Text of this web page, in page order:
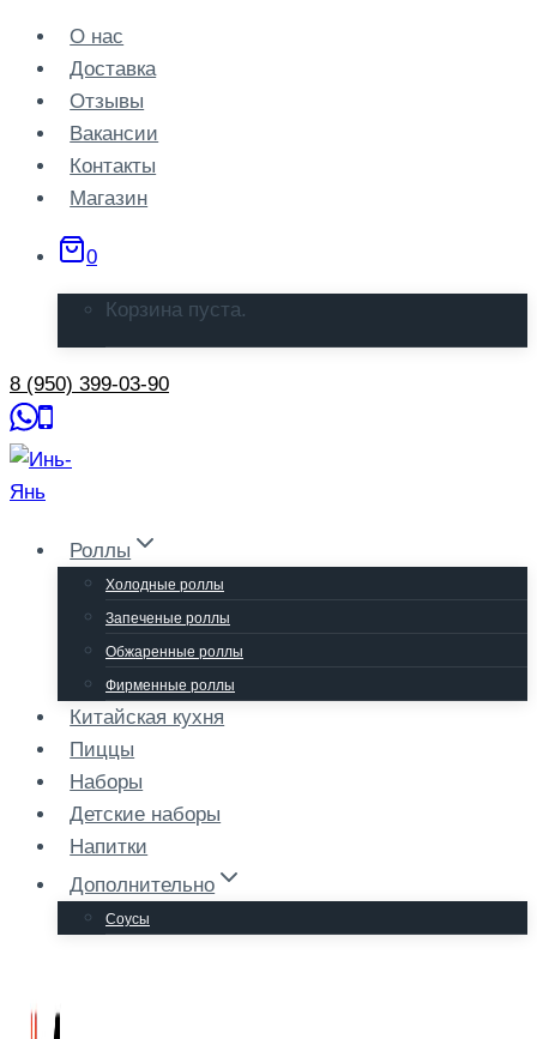
Перейти
содержанию
О нас
Доставка
Отзывы
Вакансии
Контакты
Магазин
0
Корзина пуста.
8 (950) 399-03-90
Роллы
Холодные роллы
Запеченые роллы
Обжаренные роллы
Фирменные роллы
Китайская кухня
Пиццы
Наборы
Детские наборы
Напитки
Дополнительно
Соусы